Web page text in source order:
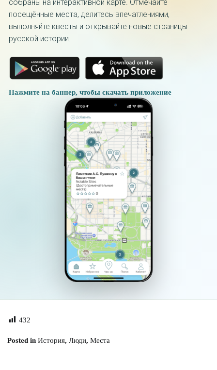
собраны на интерактивной карте. Отмечайте
посещённые места, делитесь впечатлениями,
выполняйте квесты и открывайте новые страницы
русской истории.
Нажмите на баннер, чтобы скачать приложение
432
Posted in История, Люди, Места